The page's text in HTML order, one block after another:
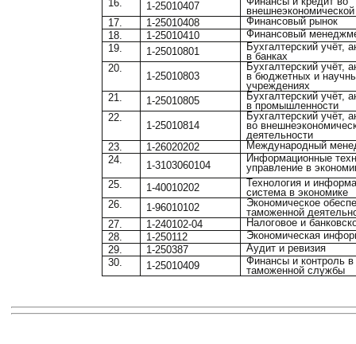
16.
1-25010407
17.
1-25010408
Финансовый рынок
18.
1-25010410
Финансовый
19.
1-25010801
Бухгалтерский учёт,
в банках
20.
1-25010803
Бухгалтерский учёт,
в бюджетных и
учреждениях
21.
1-25010805
Бухгалтерский учёт,
в промышленности
22.
1-25010814
Бухгалтерский учёт,
во
деятельности
23.
1-26020202
Международный
24.
1-3103060104
Информационные
управление в
25.
1-40010202
Технология и
система в экономике
26.
1-96010102
Экономическое
таможенной
27.
1-240102-04
Налоговое и
28.
1-250112
Экономическая
29.
1-250387
Аудит и ревизия
30.
1-25010409
Финансы и контроль
таможенной службы